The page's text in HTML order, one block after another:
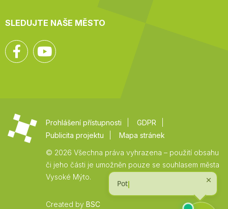
SLEDUJTE NAŠE MĚSTO
Facebook
Prohlášení přístupnosti
GDPR
Publicita projektu
Mapa stránek
© 2026 Všechna práva vyhrazena – použití obsahu
či jeho části je umožněn pouze se souhlasem města
Vysoké Mýto.
Created by BSC